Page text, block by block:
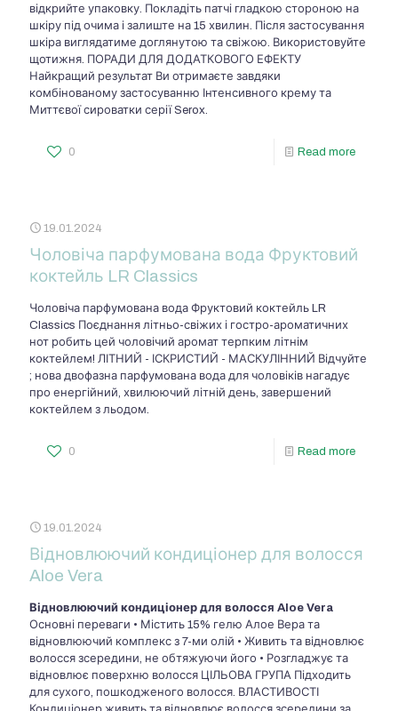
відкрийте упаковку. Покладіть патчі гладкою стороною на
шкіру під очима і залиште на 15 хвилин. Після застосування
шкіра виглядатиме доглянутою та свіжою. Використовуйте
щотижня. ПОРАДИ ДЛЯ ДОДАТКОВОГО ЕФЕКТУ
Найкращий результат Ви отримаєте завдяки
комбінованому застосуванню Інтенсивного крему та
Миттєвої сироватки серії Serox.
0 Read more
19.01.2024
Чоловіча парфумована вода Фруктовий
коктейль LR Classics
Чоловіча парфумована вода Фруктовий коктейль LR
Classics Поєднання літньо-свіжих і гостро-ароматичних
нот робить цей чоловічий аромат терпким літнім
коктейлем! ЛІТНИЙ - ІСКРИСТИЙ - МАСКУЛІННИЙ Відчуйте
; нова двофазна парфумована вода для чоловіків нагадує
про енергійний, хвилюючий літній день, завершений
коктейлем з льодом.
0 Read more
19.01.2024
Відновлюючий кондиціонер для волосся
Aloe Vera
Відновлюючий кондиціонер для волосся Aloe Vera
Основні переваги • Містить 15% гелю Алое Вера та
відновлюючий комплекс з 7-ми олій • Живить та відновлює
волосся зсередини, не обтяжуючи його • Розгладжує та
відновлює поверхню волосся ЦІЛЬОВА ГРУПА Підходить
для сухого, пошкодженого волосся. ВЛАСТИВОСТІ